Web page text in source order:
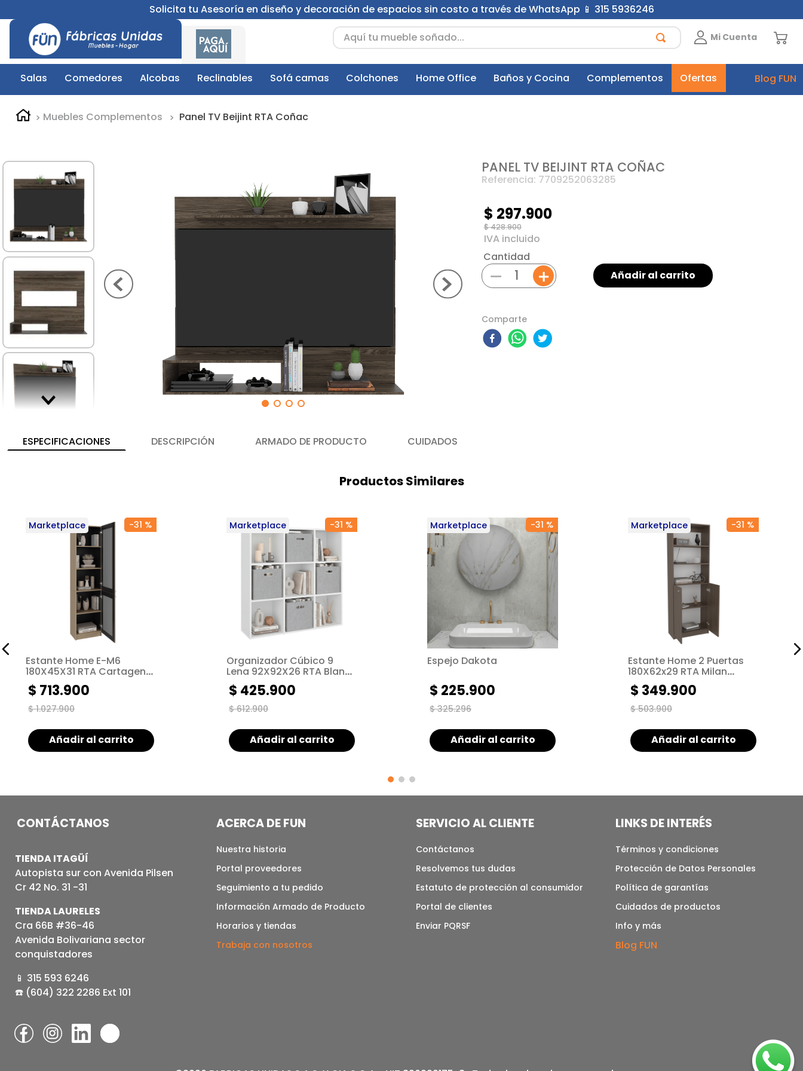
Solicita tu Asesoría en diseño y decoración de espacios sin costo a través de WhatsApp 📱 315 5936246
Aquí tu mueble soñado...
Mi Cuenta
Salas Comedores Alcobas Reclinables Sofá camas Colchones Home Office Baños y Cocina Complementos Ofertas Blog FUN
Muebles Complementos Panel TV Beijint RTA Coñac
PANEL TV BEIJINT RTA COÑAC
Referencia: 7709252063285
$428.900
$ 297.900
Cantidad
＋
－ Añadir al carrito
Comparte
ESPECIFICACIONES DESCRIPCIÓN ARMADO DE PRODUCTO CUIDADOS
Productos Similares
Marketplace -31 %
Estante Home E-M6
180X45X31 RTA Cartagena
Wengue ZF
$ 1.027.900
$ 713.900
Añadir al carrito
Marketplace -31 %
Organizador Cúbico 9
Lena 92X92X26 RTA Blanco
ZF
$ 612.900
$ 425.900
Añadir al carrito
Marketplace -31 %
Espejo Dakota
$ 325.296
$ 225.900
Añadir al carrito
Marketplace -31 %
Estante Home 2 Puertas
180X62x29 RTA Milan
Blanco
$ 503.900
$ 349.900
Añadir al carrito
CONTÁCTANOS
TIENDA ITAGÜÍ
Autopista sur con Avenida Pilsen
Cr 42 No. 31 -31
TIENDA LAURELES
Cra 66B #36-46
Avenida Bolivariana sector
conquistadores
📱 315 593 6246
☎️ (604) 322 2286 Ext 101
ACERCA DE FUN
Nuestra historia
Portal proveedores
Seguimiento a tu pedido
Información Armado de Producto
Horarios y tiendas
Trabaja con nosotros
SERVICIO AL CLIENTE
Contáctanos
Resolvemos tus dudas
Estatuto de protección al consumidor
Portal de clientes
Enviar PQRSF
LINKS DE INTERÉS
Términos y condiciones
Protección de Datos Personales
Política de garantías
Cuidados de productos
Info y más
Blog FUN